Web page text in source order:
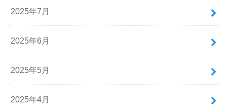
2025年7月
2025年6月
2025年5月
2025年4月